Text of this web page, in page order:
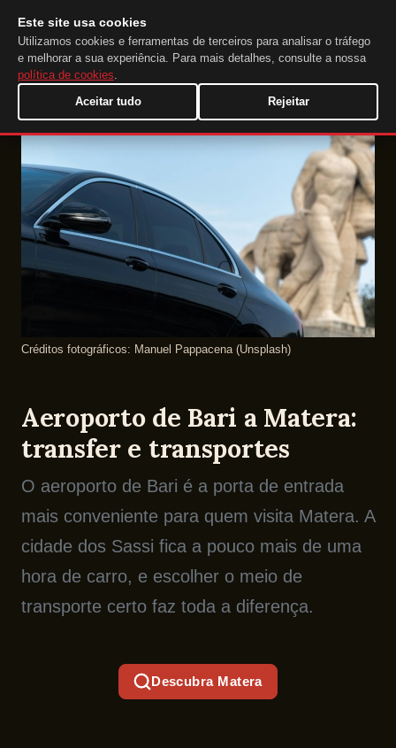
DuckTip.com
Créditos fotográficos: Manuel Pappacena (Unsplash)
Aeroporto de Bari a Matera:
transfer e transportes
O aeroporto de Bari é a porta de entrada
mais conveniente para quem visita Matera. A
cidade dos Sassi fica a pouco mais de uma
hora de carro, e escolher o meio de
transporte certo faz toda a diferença.
Descubra Matera
Este site usa cookies
Utilizamos cookies e ferramentas de terceiros para analisar o tráfego
e melhorar a sua experiência. Para mais detalhes, consulte a nossa
política de cookies.
Aceitar tudo
Rejeitar